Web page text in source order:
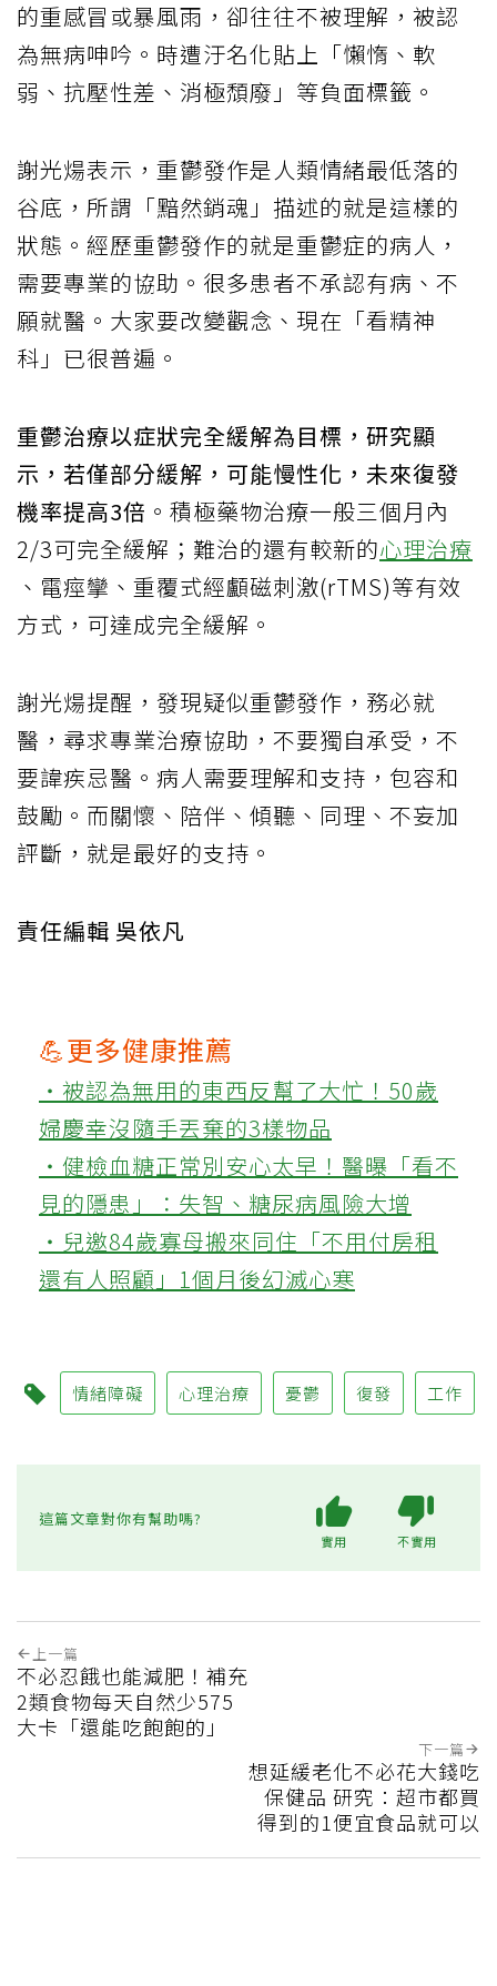
的重感冒或暴風雨，卻往往不被理解，被認
為無病呻吟。時遭汙名化貼上「懶惰、軟
弱、抗壓性差、消極頹廢」等負面標籤。
謝光煬表示，重鬱發作是人類情緒最低落的
谷底，所謂「黯然銷魂」描述的就是這樣的
狀態。經歷重鬱發作的就是重鬱症的病人，
需要專業的協助。很多患者不承認有病、不
願就醫。大家要改變觀念、現在「看精神
科」已很普遍。
重鬱治療以症狀完全緩解為目標，研究顯
示，若僅部分緩解，可能慢性化，未來復發
機率提高3倍 。積極藥物治療一般三個月內
2/3可完全緩解；難治的還有較新的心理治療
、電痙攣、重覆式經顱磁刺激(rTMS)等有效
方式，可達成完全緩解。
謝光煬提醒，發現疑似重鬱發作，務必就
醫，尋求專業治療協助，不要獨自承受，不
要諱疾忌醫。病人需要理解和支持，包容和
鼓勵。而關懷、陪伴、傾聽、同理、不妄加
評斷，就是最好的支持。
責任編輯 吳依凡
💪更多健康推薦
‧被認為無用的東西反幫了大忙！50歲
婦慶幸沒隨手丟棄的3樣物品
‧健檢血糖正常別安心太早！醫曝「看不
見的隱患」：失智、糖尿病風險大增
‧兒邀84歲寡母搬來同住「不用付房租
還有人照顧」1個月後幻滅心寒
情緒障礙 心理治療 憂鬱 復發 工作
這篇文章對你有幫助嗎?
實用 不實用
上一篇
不必忍餓也能減肥！補充
2類食物每天自然少575
大卡「還能吃飽飽的」
下一篇
想延緩老化不必花大錢吃
保健品 研究：超市都買
得到的1便宜食品就可以